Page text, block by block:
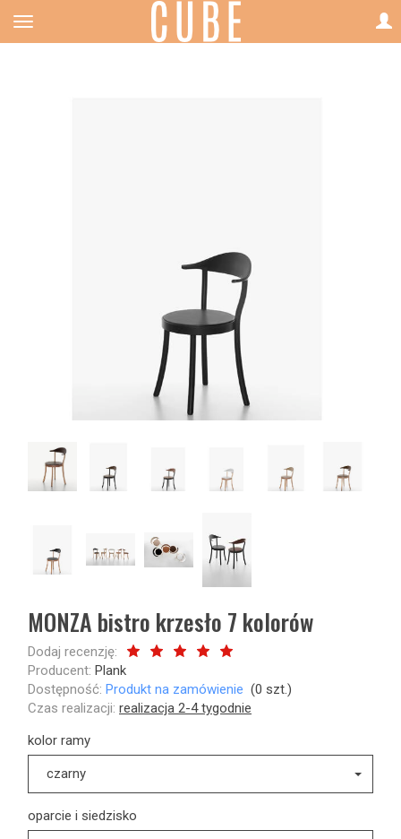
MONZA bistro krzesło 7 kolorów
Dodaj recenzję:
Producent: Plank
Dostępność: Produkt na zamówienie (0 szt.)
Czas realizacji: realizacja 2-4 tygodnie
kolor ramy
czarny
oparcie i siedzisko